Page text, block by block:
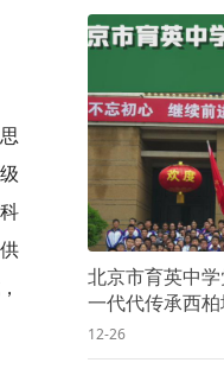
北京市育英中
一代代传承西
12-26